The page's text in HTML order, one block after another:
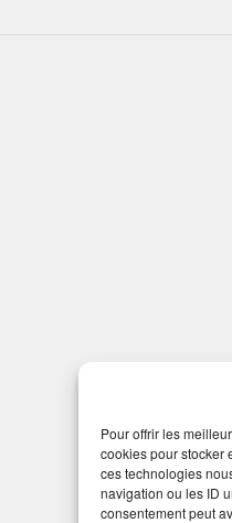
Pour offrir les
cookies pour stocker
ces technologies
navigation ou les ID
consentement peut